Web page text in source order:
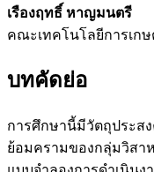
เรืองฤทธิ์ หาญมนตรี
คณะเทคโนโลยีการเก
บทคัดย่อ
การศึกษานี้มีวัตถุประส
ย้อมครามของกลุ่มวิส